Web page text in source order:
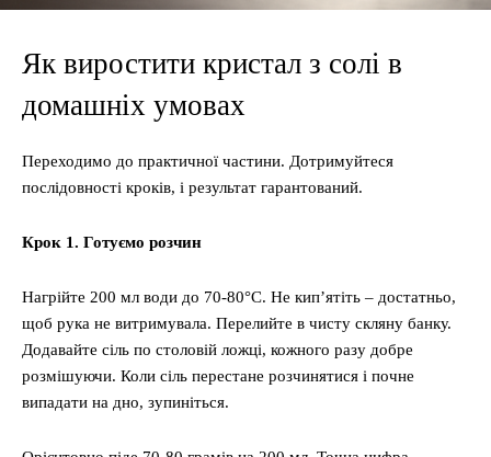
Як виростити кристал з солі в
домашніх умовах
Переходимо до практичної частини. Дотримуйтеся
послідовності кроків, і результат гарантований.
Крок 1. Готуємо розчин
Нагрійте 200 мл води до 70-80°C. Не кип’ятіть – достатньо,
щоб рука не витримувала. Перелийте в чисту скляну банку.
Додавайте сіль по столовій ложці, кожного разу добре
розмішуючи. Коли сіль перестане розчинятися і почне
випадати на дно, зупиніться.